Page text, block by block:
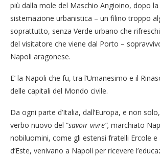
più dalla mole del Maschio Angioino, dopo
sistemazione urbanistica – un filino troppo
soprattutto, senza Verde urbano che
del visitatore che viene dal Porto –
Napoli aragonese.
E’ la Napoli che fu, tra l’Umanesimo e il
delle capitali del Mondo civile.
Da ogni parte d’Italia, dall’Europa, e non
verbo nuovo del “savoir vivre”, marchiato
nobiluomini, come gli estensi fratelli Ercole e
d’Este, venivano a Napoli per ricevere